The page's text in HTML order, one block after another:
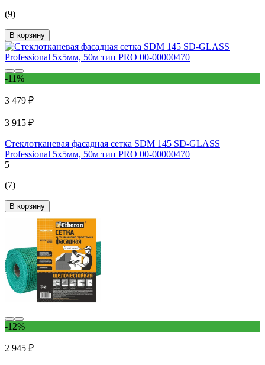
(9)
В корзину
-11%
3 479 ₽
3 915 ₽
Стеклотканевая фасадная сетка SDM 145 SD-GLASS
Professional 5х5мм, 50м тип PRO 00-00000470
5
(7)
В корзину
-12%
2 945 ₽